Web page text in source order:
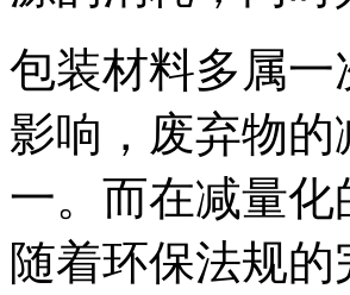
包装材料多属
影响，废弃物
一。而在减量
随着环保法规